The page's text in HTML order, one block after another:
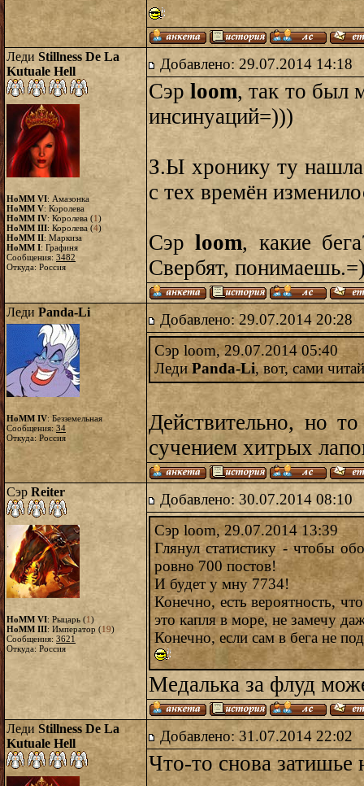
Леди Stillness De La
Kutuale Hell
HoMM VI: Амазонка
HoMM V: Королева
HoMM IV: Королева (1)
HoMM III: Королева (4)
HoMM II: Маркиза
HoMM I: Графиня
Сообщения: 3482
Откуда: Россия
Добавлено: 29.07.2014 14:18
Сэрloom, так то был
инсинуаций=)))
З.Ы хронику ту
с тех времён
Сэрloom, какие
Свербят,
Леди Panda-Li
HoMM IV: Безземельная
Сообщения: 34
Откуда: Россия
Добавлено: 29.07.2014 20:28
Сэр loom, 29.07.2014 05:40
ЛедиPanda-Li, вот, сами
Действительно, но
сучением хитрых
Сэр Reiter
HoMM VI: Рыцарь (1)
HoMM III: Император (19)
Сообщения: 3621
Откуда: Россия
Добавлено: 30.07.2014 08:10
Сэр loom, 29.07.2014 13:39
Глянул статистику - чтобы
ровно 700 постов!
И будет у мну 7734!
Конечно, есть вероятность,
это капля в море, не замечу
Конечно, если сам в бега не
Медалька за флуд
Леди Stillness De La
Kutuale Hell
Добавлено: 31.07.2014 22:02
Что-то снова затишье